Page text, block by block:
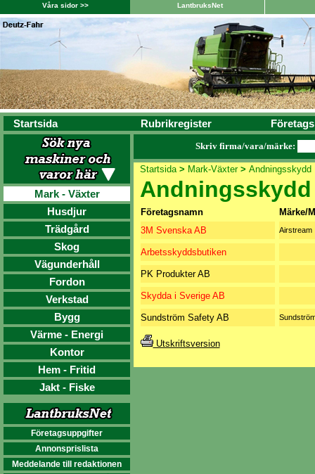
Våra sidor >> LantbruksNet
Startsida Rubrikregister
Mark - Växter
Husdjur
Trädgård
Skog
Vägunderhåll
Fordon
Verkstad
Bygg
Värme - Energi
Kontor
Hem - Fritid
Jakt - Fiske
Företagsuppgifter
Annonsprislista
Meddelande till redaktionen
Skriv firma/vara/märke:
Startsida> Mark-Växter> Andningsskydd
Andningsskydd
Företagsnamn
Märke/
3M Svenska AB
Airstream
Arbetsskyddsbutiken
PK Produkter AB
Skydda i Sverige AB
Sundström Safety AB
Utskriftsversion